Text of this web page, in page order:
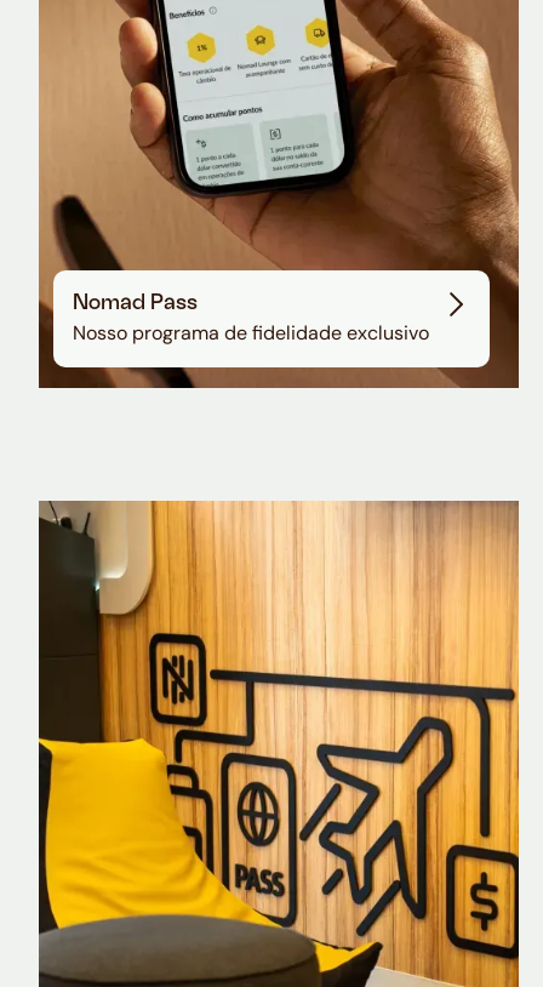
Nomad Pass
Nosso programa de fidelidade exclusivo
Nomad Explorer
Cartão de crédito brasileiro com cashback
em dólar